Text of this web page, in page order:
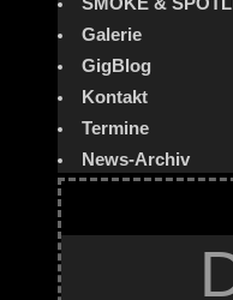
Galerie
GigBlog
Kontakt
Termine
News-Archiv